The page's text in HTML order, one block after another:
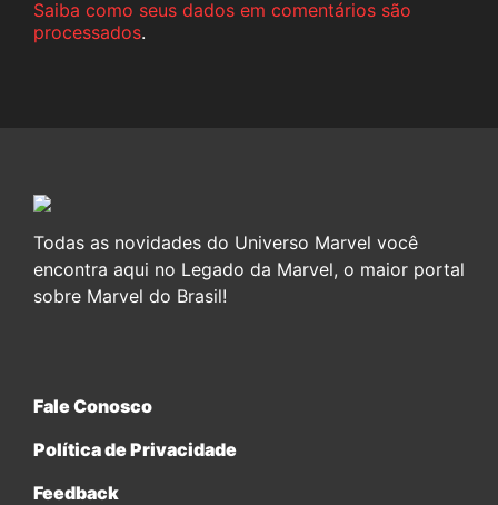
Saiba como seus dados em comentários são
processados.
Todas as novidades do Universo Marvel você
encontra aqui no Legado da Marvel, o maior portal
sobre Marvel do Brasil!
Fale Conosco
Política de Privacidade
Feedback